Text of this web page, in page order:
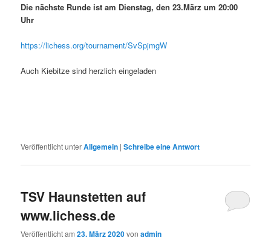
Die nächste Runde ist am Dienstag, den 23.März um 20:00
Uhr
https://lichess.org/tournament/SvSpjmgW
Auch Kiebitze sind herzlich eingeladen
Veröffentlicht unterAllgemein |Schreibe eine Antwort
TSV Haunstetten auf
www.lichess.de
Veröffentlicht am23. März 2020vonadmin